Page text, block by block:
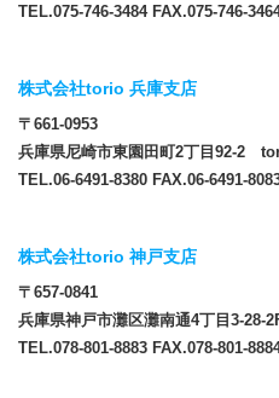
TEL.075-746-3484 FAX.075-746-
株式会社torio 兵庫支店
〒661-0953
兵庫県尼崎市東園田町2丁目92-2
TEL.06-6491-8380 FAX.06-6491-
株式会社torio 神戸支店
〒657-0841
兵庫県神戸市灘区灘南通4丁目3-28-
TEL.078-801-8883 FAX.078-801-